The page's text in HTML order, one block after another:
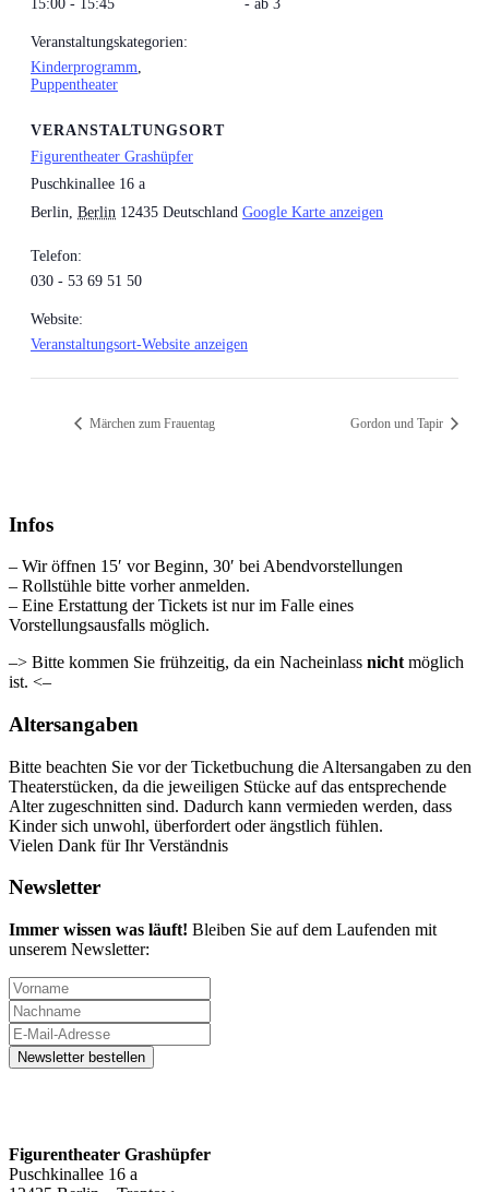
15:00 - 15:45
Veranstaltungskategorien:
Kinderprogramm,
Puppentheater
VERANSTALTUNGSORT
Figurentheater Grashüpfer
Puschkinallee 16 a
Berlin Berlin 12435 Deutschland Google Karte anzeigen
Telefon:
030 - 53 69 51 50
Website:
Veranstaltungsort-Website anzeigen
- ab 3
Märchen zum Frauentag Gordon und Tapir
Infos
– Wir öffnen 15′ vor Beginn, 30′ bei Abendvorstellungen
– Rollstühle bitte vorher anmelden.
– Eine Erstattung der Tickets ist nur im Falle eines
Vorstellungsausfalls möglich.
–> Bitte kommen Sie frühzeitig, da ein Nacheinlass nicht möglich
ist. <–
Altersangaben
Bitte beachten Sie vor der Ticketbuchung die Altersangaben zu den
Theaterstücken, da die jeweiligen Stücke auf das entsprechende
Alter zugeschnitten sind. Dadurch kann vermieden werden, dass
Kinder sich unwohl, überfordert oder ängstlich fühlen.
Vielen Dank für Ihr Verständnis
Newsletter
Immer wissen was läuft! Bleiben Sie auf dem Laufenden mit
unserem Newsletter:
Figurentheater Grashüpfer
Puschkinallee 16 a